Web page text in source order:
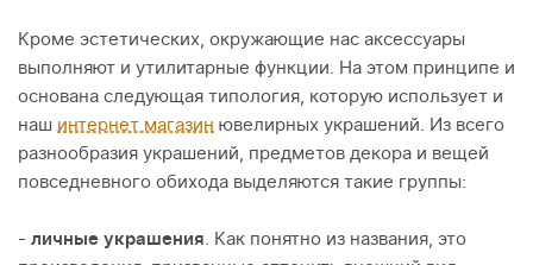
Кроме эстетических, окружающие нас аксессуары
выполняют и утилитарные функции. На этом принципе и
основана следующая типология, которую использует и
наш интернет магазин ювелирных украшений. Из всего
разнообразия украшений, предметов декора и вещей
повседневного обихода выделяются такие группы:
- личные украшения . Как понятно из названия, это